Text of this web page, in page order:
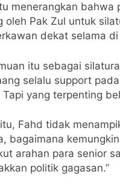
menerangkan
oleh Pak Zul untuk
dekat selama di
itu sebagai
selalu support
yang terpenting
Fahd tidak
bagaimana
arahan para senior
politik gagasan.”